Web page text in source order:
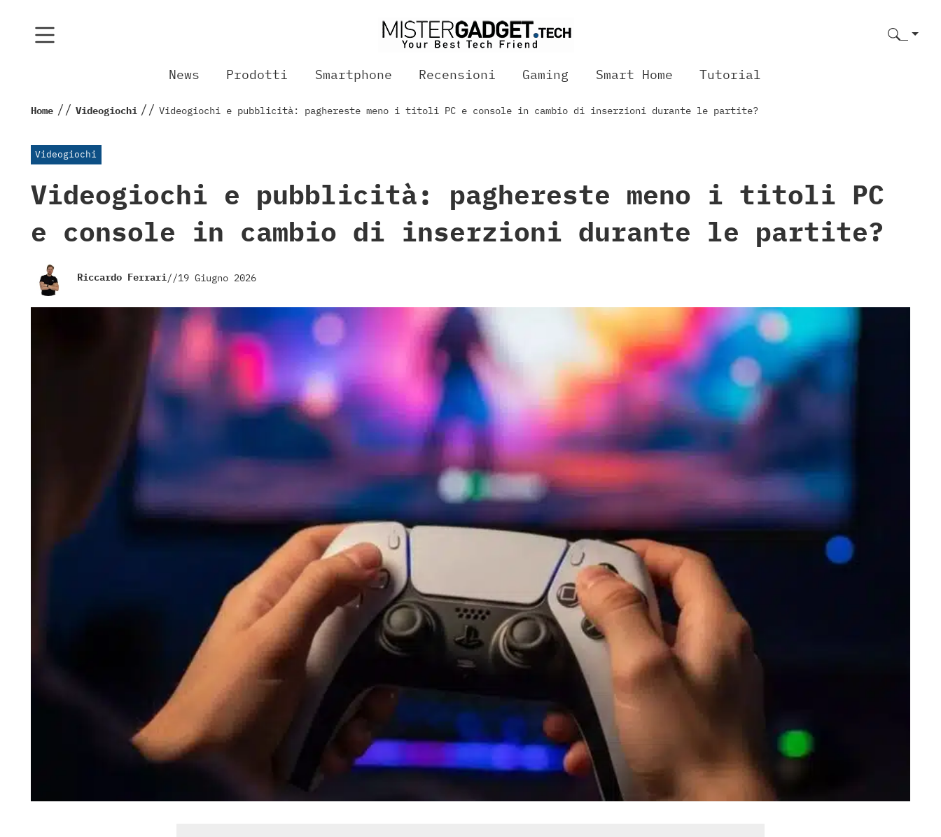
News Prodotti Smartphone Recensioni Gaming Smart Home Tutorial
Home // Videogiochi // Videogiochi e pubblicità: paghereste meno i titoli PC e console in cambio di inserzioni durante le partite?
Videogiochi
Videogiochi e pubblicità: paghereste meno i titoli PC
e console in cambio di inserzioni durante le partite?
Riccardo Ferrari//19 Giugno 2026